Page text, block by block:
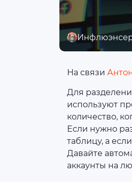
На связи
Для
используют
количество,
Если нужно
таблицу, а
Давайте
аккаунты на